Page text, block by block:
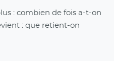
: combien de fois a-t-on
: que retient-on